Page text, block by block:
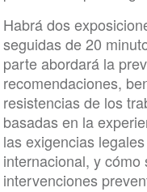
Habrá dos
seguidas de 20
parte abordará la
recomendaciones,
resistencias de los
basadas en la
las exigencias
internacional, y
intervenciones